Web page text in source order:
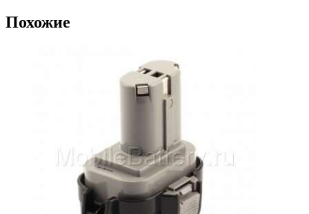
Похожие